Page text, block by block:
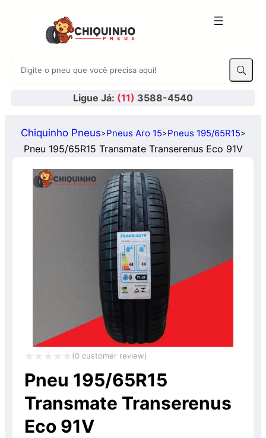
Ligue Já: (11) 3588-4540
Chiquinho Pneus>Pneus Aro 15>Pneus 195/65R15>
Pneu 195/65R15 Transmate Transerenus Eco 91V
Avaliação
0
5
(0 customer review)
Pneu 195/65R15
Transmate Transerenus
Eco 91V